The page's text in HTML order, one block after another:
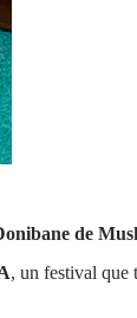
de
, un festival que